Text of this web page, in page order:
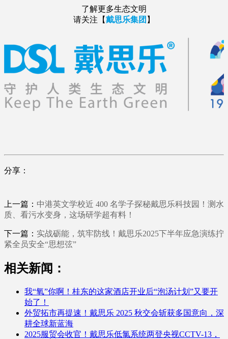
了解更多生态文明
请关注【戴思乐集团 】
分享：
上一篇： 中港英文学校近 400 名学子探秘戴思乐科技园！测水
质、看污水变身，这场研学超有料！
下一篇： 实战砺能，筑牢防线！戴思乐2025下半年应急演练拧
紧全员安全“思想弦”
相关新闻：
我“氧”你啊！桂东的这家酒店开业后“泡汤计划”又要开
始了！
外贸拓市再提速！戴思乐 2025 秋交会斩获多国意向，深
耕全球新蓝海
2025服贸会收官！戴思乐低氯系统两登央视CCTV-13，